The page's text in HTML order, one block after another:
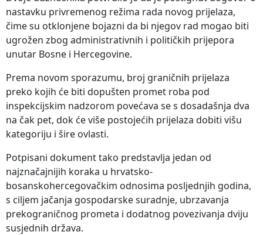
nastavku privremenog režima rada novog prijelaza,
čime su otklonjene bojazni da bi njegov rad mogao biti
ugrožen zbog administrativnih i političkih prijepora
unutar Bosne i Hercegovine.
Prema novom sporazumu, broj graničnih prijelaza
preko kojih će biti dopušten promet roba pod
inspekcijskim nadzorom povećava se s dosadašnja dva
na čak pet, dok će više postojećih prijelaza dobiti višu
kategoriju i šire ovlasti.
Potpisani dokument tako predstavlja jedan od
najznačajnijih koraka u hrvatsko-
bosanskohercegovačkim odnosima posljednjih godina,
s ciljem jačanja gospodarske suradnje, ubrzavanja
prekograničnog prometa i dodatnog povezivanja dviju
susjednih država.